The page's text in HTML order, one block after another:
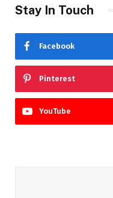
Stay In Touch
Facebook
Pinterest
YouTube